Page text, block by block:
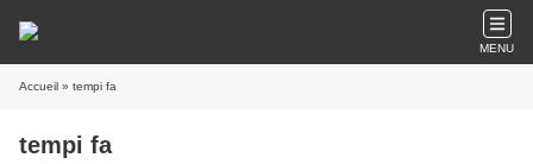
MENU
Accueil » tempi fa
tempi fa